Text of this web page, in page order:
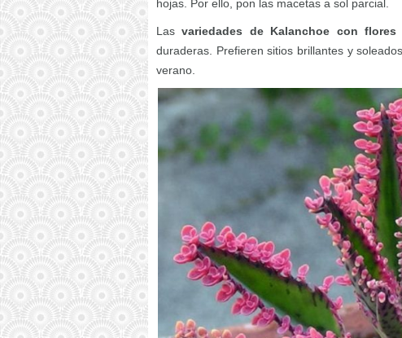
hojas. Por ello, pon las macetas a sol parcial.
Lasvariedades de Kalanchoe con flores
duraderas. Prefieren sitios brillantes y
verano.